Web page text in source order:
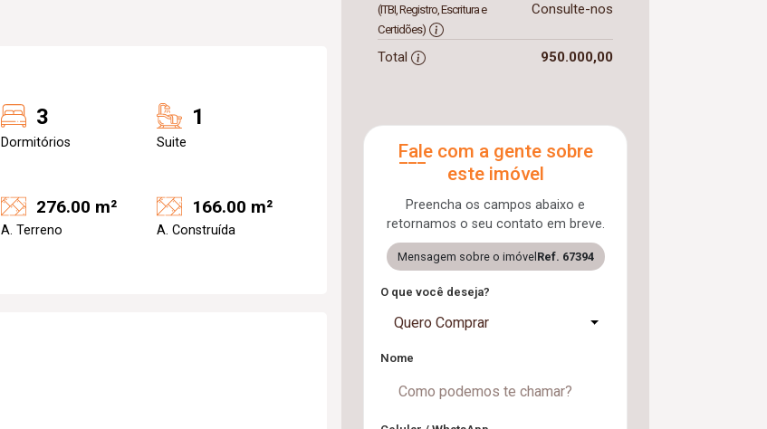
3
Dormitórios
1
Suite
276.00 m²
A. Terreno
166.00 m²
A. Construída
(ITBI, Registro, Escritura e
Certidões)
Consulte-nos
Total 950.000,00
Fale com a gente sobre
este imóvel
Preencha os campos abaixo e
retornamos o seu contato em breve.
Mensagem sobre o imóvel Ref. 67394
O que você deseja?
Quero Comprar
Nome